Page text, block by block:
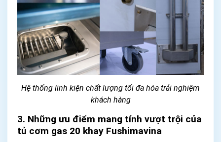
Hệ thống linh kiện chất lượng tối đa hóa trải nghiệm
khách hàng
3. Những ưu điểm mang tính vượt trội của
tủ cơm gas 20 khay Fushimavina